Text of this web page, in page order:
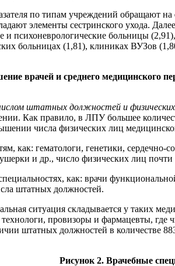
по типам учреждений обращают
элементы сестринского ухода.
и психоневрологические больницы
больницах (1,81), клиниках ВУЗов
врачей и среднего медицинского
штатных должностей и физических
Как правило, в ЛПУ большее
числа физических лиц
как: гематологи, генетики,
и др., число физических лиц
как: врачи
штатных должностей.
ситуация складывается у таких
провизоры и фармацевты, где
штатных должностей в количестве
Рисунок 2. Врачебные